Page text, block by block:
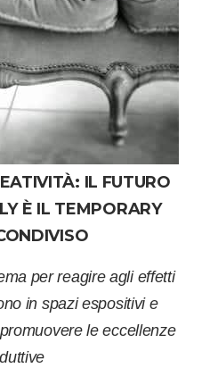
IL FUTURO
È IL TEMPORARY
per reagire agli effetti
in spazi espositivi e
le eccellenze